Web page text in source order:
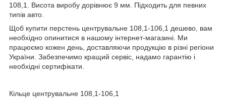
108,1. Висота виробу дорівнює 9 мм. Підходить для певних
типів авто.
Щоб купити перстень центрувальне 108,1-106,1 дешево, вам
необхідно опинитися в нашому інтернет-магазині. Ми
працюємо кожен день, доставляючи продукцію в різні регіони
України. Забезпечимо кращий сервіс, надамо гарантію і
необхідні сертифікати.
Кільце центрувальне 108,1-106,1